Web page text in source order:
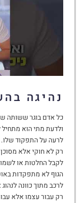
נהיגה
כל אדם בוגר ששותה
ולדעת מתי הוא
לרעה על התפקוד שלו.
רק לא חוקי אלא
לקבל החלטות או
הגוף לא מתפקדות
לרכב מתוך כוונה
רק עבור עצמו אלא